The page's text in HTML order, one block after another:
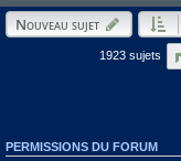
Nouveau sujet
1923 sujets
PERMISSIONS DU FORUM